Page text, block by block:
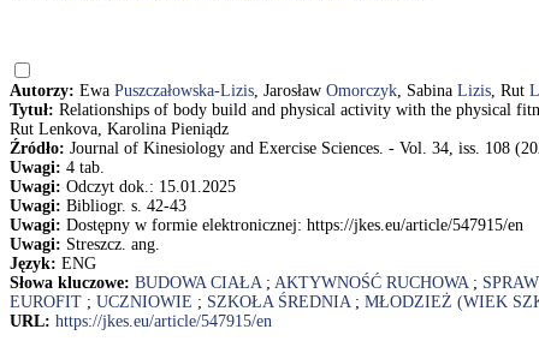
Autorzy: Ewa Puszczałowska-Lizis, Jarosław Omorczyk, Sabina Lizis, Rut
Tytuł: Relationships of body build and physical activity with the physical
Rut Lenkova, Karolina Pieniądz
Źródło: Journal of Kinesiology and Exercise Sciences. - Vol. 34, iss. 108
Uwagi: 4 tab.
Uwagi: Odczyt dok.: 15.01.2025
Uwagi: Bibliogr. s. 42-43
Uwagi: Dostępny w formie elektronicznej: https://jkes.eu/article/547915/en
Uwagi: Streszcz. ang.
Język: ENG
Słowa kluczowe: BUDOWA CIAŁA; AKTYWNOŚĆ RUCHOWA;
EUROFIT ; UCZNIOWIE ; SZKOŁA ŚREDNIA; MŁODZIEŻ (WIEK
URL: https://jkes.eu/article/547915/en